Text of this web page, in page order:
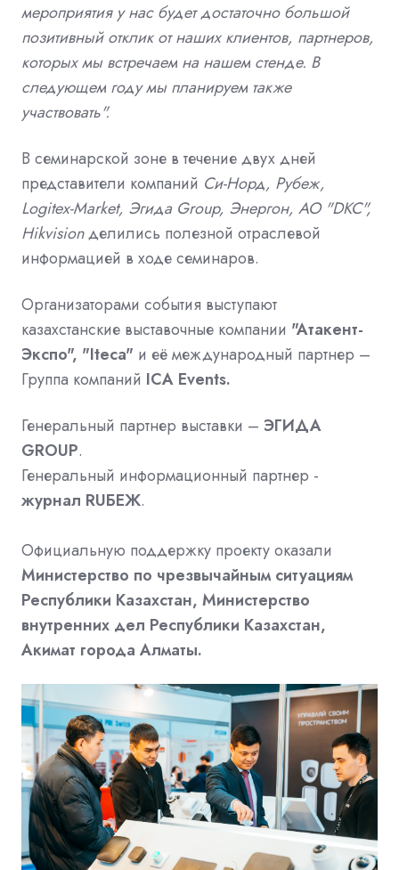
мероприятия у нас будет достаточно большой
позитивный отклик от наших клиентов, партнеров,
которых мы встречаем на нашем стенде. В
следующем году мы планируем также
участвовать".
В семинарской зоне в течение двух дней
представители компаний Си-Норд, Рубеж,
Logitex-Market, Эгида Group, Энергон, АО "DKC",
Hikvisionделились полезной отраслевой
информацией в ходе семинаров.
Организаторами события выступают
казахстанские выставочные компании "Атакент-
Экспо", "Iteca" и её международный партнер –
Группа компаний ICA Events.
Генеральный партнер выставки – ЭГИДА
GROUP.
Генеральный информационный партнер -
журнал RUБЕЖ.
Официальную поддержку проекту оказали
Министерство по чрезвычайным ситуациям
Республики Казахстан, Министерство
внутренних дел Республики Казахстан,
Акимат города Алматы.